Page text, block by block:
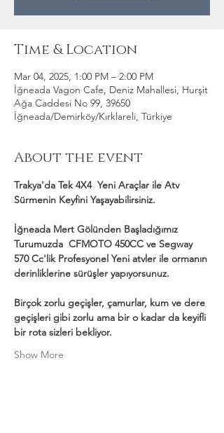
Time & Location
Mar 04, 2025, 1:00 PM – 2:00 PM
İğneada Vagon Cafe, Deniz Mahallesi, Hurşit
Ağa Caddesi No 99, 39650
İğneada/Demirköy/Kırklareli, Türkiye
About the event
Trakya'da Tek 4X4  Yeni Araçlar ile Atv
Sürmenin Keyfini Yaşayabilirsiniz.
İğneada Mert Gölünden Başladığımız
Turumuzda  CFMOTO 450CC ve Segway
570 Cc'lik Profesyonel Yeni atvler ile ormanın
derinliklerine sürüşler yapıyorsunuz.
Birçok zorlu geçişler, çamurlar, kum ve dere
geçişleri gibi zorlu ama bir o kadar da keyifli
bir rota sizleri bekliyor.
Show More